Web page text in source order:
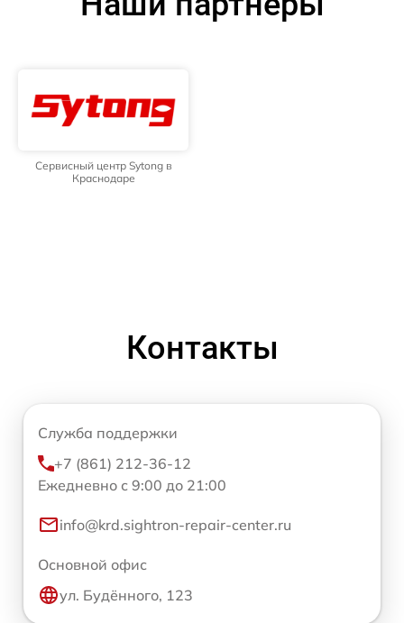
Сервисный центр Sytong в
Краснодаре
Контакты
Служба поддержки
+7 (861) 212-36-12
Ежедневно с 9:00 до 21:00
info@krd.sightron-repair-center.ru
Основной офис
ул. Будённого, 123